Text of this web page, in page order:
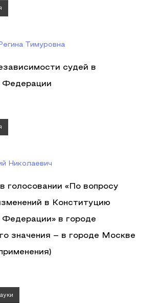
Тимуровна
судей в
Федерации
Николаевич
голосовании «По вопросу
в Конституцию
Федерации» в городе
значения – в городе Москве